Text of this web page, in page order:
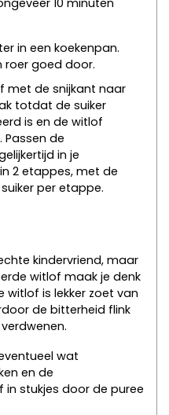
10 minuten
in een koekenpan.
roer goed door.
met de snijkant naar
totdat de suiker
is en de witlof
Passen de
in je
2 etappes, met de
per etappe.
kindervriend, maar
witlof maak je denk
witlof is lekker zoet van
de bitterheid flink
wat
en de
stukjes door de puree